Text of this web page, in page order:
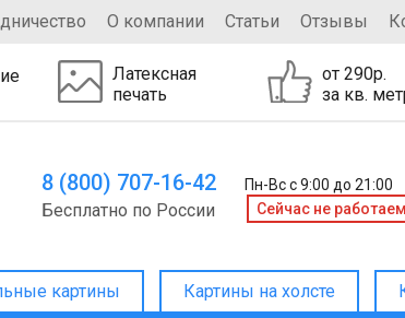
О компании Статьи Отзывы
Латексная
печать
от 290р.
за кв.
8 (800) 707-16-42 Пн-Вс с 9:00 до 21:00
Бесплатно по России Cейчас не работаем
картины Картины на холсте